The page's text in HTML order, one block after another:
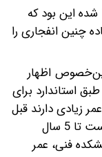
این بود که
چنین انفجاری را
اظهار
استاندارد برای
زیادی دارند قبل
از استفاده حتماً باید تست شوند و بعد از تست تا 5 سال
فنی، عمر